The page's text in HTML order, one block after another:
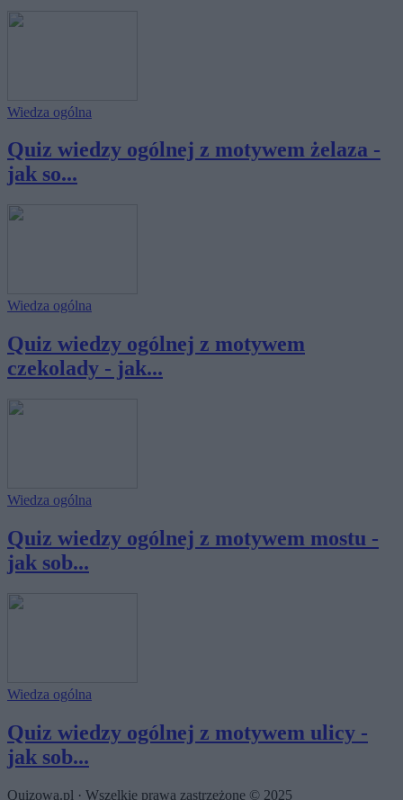
Wiedza ogólna
Quiz wiedzy ogólnej z motywem żelaza -
jak so...
Wiedza ogólna
Quiz wiedzy ogólnej z motywem
czekolady - jak...
Wiedza ogólna
Quiz wiedzy ogólnej z motywem mostu -
jak sob...
Wiedza ogólna
Quiz wiedzy ogólnej z motywem ulicy -
jak sob...
Quizowa.pl · Wszelkie prawa zastrzeżone © 2025